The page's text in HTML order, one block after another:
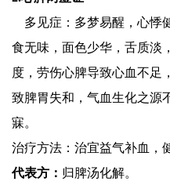
多见症：多梦易醒，心悸
食无味，面色少华，舌质淡
度，劳伤心脾导致心血不足
致脾胃失和，气血生化之源
寐。
治疗方法：治宜益气补血，
代表方： 归脾汤化解。